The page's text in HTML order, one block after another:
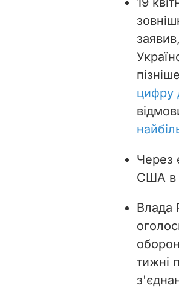
цифру
Через
США в
Влада
тижні